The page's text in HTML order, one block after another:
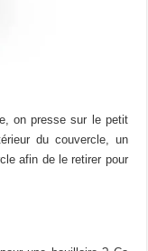
on presse sur le petit
du couvercle, un
afin de le retirer pour